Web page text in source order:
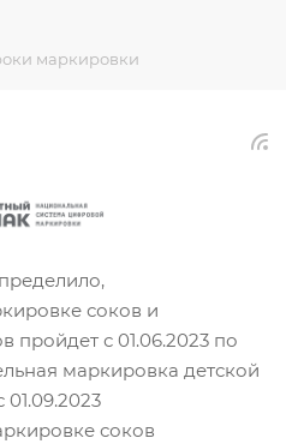
маркировки
соков и
пройдет с 01.06.2023 по
маркировка детской
01.09.2023
соков